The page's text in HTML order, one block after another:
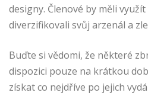
designy. Členové by měli
diverzifikovali svůj arzenál a
Buďte si vědomi, že některé
dispozici pouze na krátkou
získat co nejdříve po jejich